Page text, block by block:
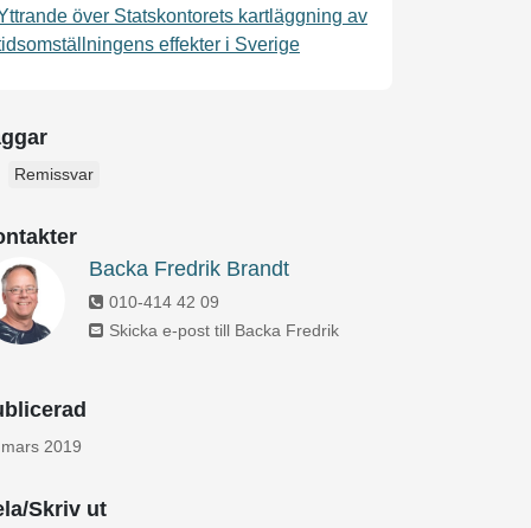
över Statskontorets kartläggning av
effekter i Sverige
Remissvar
Backa Fredrik Brandt
010-414 42 09
Skicka e-post till Backa Fredrik
2019
Skriv ut